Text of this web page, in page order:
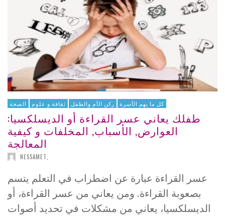
الصحة ثقافة و علوم ركن الأم والطفل كل ما يهم الأسرة
طفلك يعاني عسر القراءة أو الديسلكسيا:
العوارض, الأسباب, المخلفات و كيفية
المعالجة
NESSAMET
عسر القراءة عبارة عن اضطراب في التعلم يتسم
بصعوبة القراءة. ومن يعاني من عسر القراءة، أو
الديسلكسيا، يعاني من مشكلات في تحديد أصوات